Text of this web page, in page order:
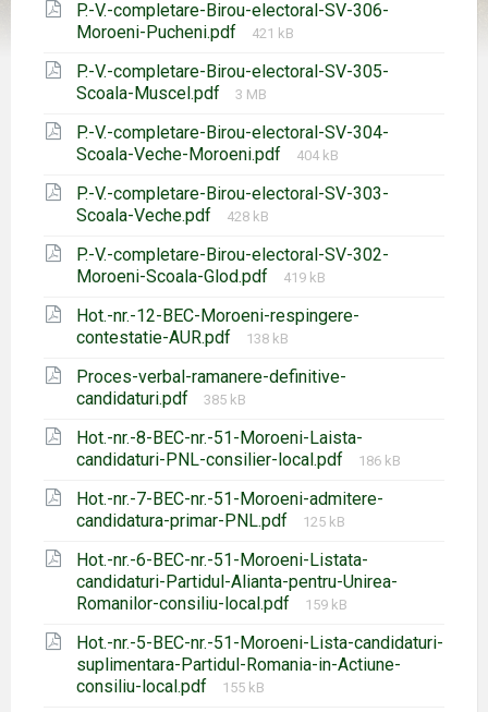
P.-V.-completare-Birou-electoral-SV-306-
Moroeni-Pucheni.pdf
Mărimea
421 kB
P.-V.-completare-Birou-electoral-SV-305-
Scoala-Muscel.pdf
Mărimea
3 MB
P.-V.-completare-Birou-electoral-SV-304-
Scoala-Veche-Moroeni.pdf
Mărimea
404 kB
P.-V.-completare-Birou-electoral-SV-303-
Scoala-Veche.pdf
Mărimea
428 kB
P.-V.-completare-Birou-electoral-SV-302-
Moroeni-Scoala-Glod.pdf
Mărimea
419 kB
Hot.-nr.-12-BEC-Moroeni-respingere-
contestatie-AUR.pdf
Mărimea
138 kB
Proces-verbal-ramanere-definitive-
candidaturi.pdf
Mărimea
385 kB
Hot.-nr.-8-BEC-nr.-51-Moroeni-Laista-
candidaturi-PNL-consilier-local.pdf
Mărimea
186 kB
Hot.-nr.-7-BEC-nr.-51-Moroeni-admitere-
candidatura-primar-PNL.pdf
Mărimea
125 kB
Hot.-nr.-6-BEC-nr.-51-Moroeni-Listata-
candidaturi-Partidul-Alianta-pentru-Unirea-
Romanilor-consiliu-local.pdf
Mărimea
159 kB
Hot.-nr.-5-BEC-nr.-51-Moroeni-Lista-candidaturi-
suplimentara-Partidul-Romania-in-Actiune-
consiliu-local.pdf
Mărimea
155 kB